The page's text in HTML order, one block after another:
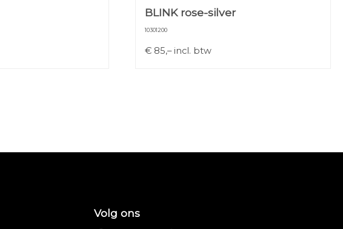
BLINK rose-silver
10301200
€ 85,–incl. btw
Volg ons